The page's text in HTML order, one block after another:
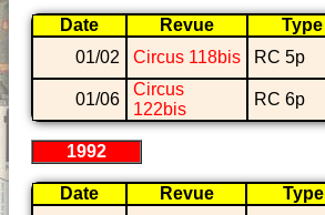
Date Revue Type
01/02
Circus 118bis RC 5p
01/06
Circus
122bis
RC 6p
1992
Date Revue Type